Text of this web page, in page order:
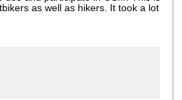
as well as hikers. It took a lot